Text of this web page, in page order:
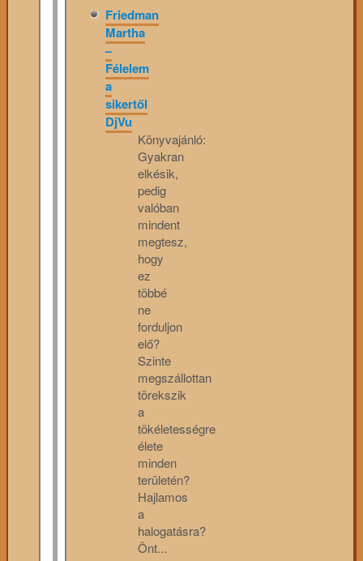
Friedman
Martha
–
Félelem
a
sikertől
DjVu
Könyvajánló:
Gyakran
elkésik,
pedig
valóban
mindent
megtesz,
hogy
ez
többé
ne
forduljon
elő?
Szinte
megszállottan
törekszik
a
tökéletességre
élete
minden
területén?
Hajlamos
a
halogatásra?
Önt...